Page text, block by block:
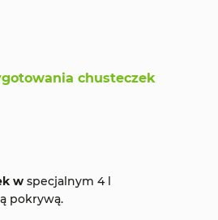
chusteczek
w specjalnym 4 l
pokrywą.